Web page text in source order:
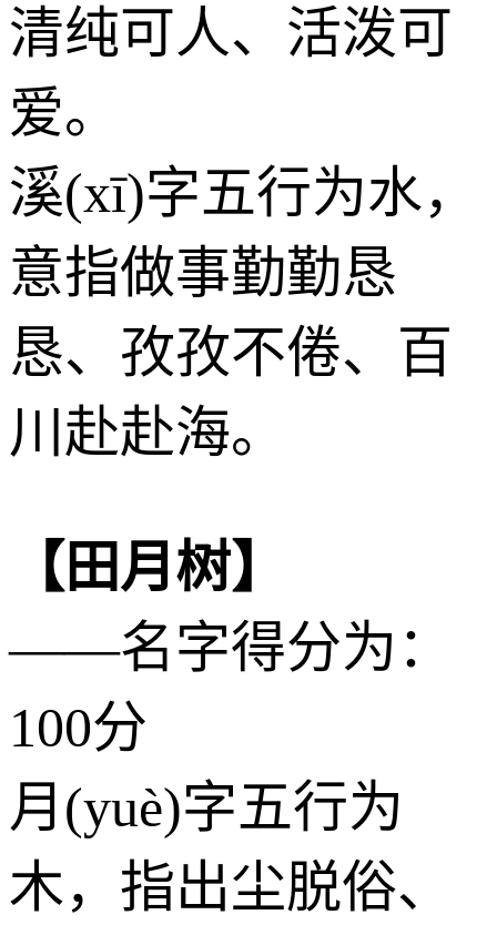
清纯可人、活泼可
爱。
溪(xī)字五行为水，
意指做事勤勤恳
恳、孜孜不倦、百
川赴赴海。
【田月树】
——名字得分为：
100分
月(yuè)字五行为
木，指出尘脱俗、